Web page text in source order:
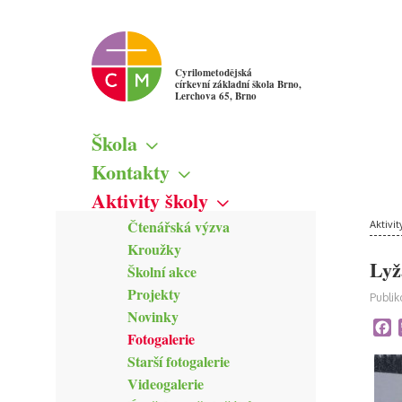
Cyrilometodějská
církevní základní škola Brno,
Lerchova 65, Brno
Škola
Školská rada
Žákovský parlament
Mapa
Kamerový systém
Kontakty
Škola
Vedení školy
Pedagogičtí pracovníci
Správní zaměstnanci
Zřizovatel školy
Aktivity školy
Čtenářská výzva
Kroužky
Školní akce
Projekty
Novinky
Fotogalerie
Starší fotogalerie
Videogalerie